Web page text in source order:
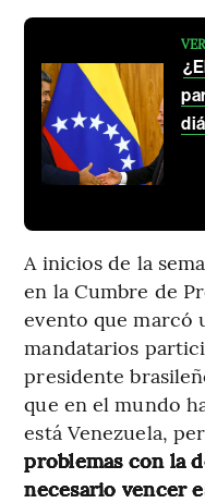
A inicios de la
en la Cumbre de
evento que marcó
mandatarios
presidente
que en el mundo
está Venezuela,
problemas con la
necesario vencer